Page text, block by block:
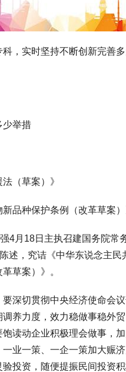
实时坚持不断创新完善多
举措
（草案）》
种保护条例（改革草案）
18日主执召建国务院常
述，究诘《中华东说念主
草案）》。
切贯彻中央经济使命会议
养力度，效力稳做事稳外
读动企业积极理会做事，
业一策、一企一策加大赈
投资，随便提振民间投资